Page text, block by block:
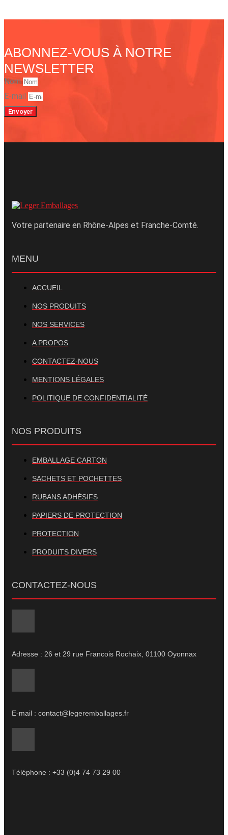
ABONNEZ-VOUS À NOTRE
NEWSLETTER
Nom
E-mail
Envoyer
Votre partenaire en Rhône-Alpes et Franche-Comté.
MENU
ACCUEIL
NOS PRODUITS
NOS SERVICES
A PROPOS
CONTACTEZ-NOUS
MENTIONS LÉGALES
POLITIQUE DE CONFIDENTIALITÉ
NOS PRODUITS
EMBALLAGE CARTON
SACHETS ET POCHETTES
RUBANS ADHÉSIFS
PAPIERS DE PROTECTION
PROTECTION
PRODUITS DIVERS
CONTACTEZ-NOUS
Adresse : 26 et 29 rue Francois Rochaix, 01100 Oyonnax
E-mail : contact@legeremballages.fr
Téléphone : +33 (0)4 74 73 29 00